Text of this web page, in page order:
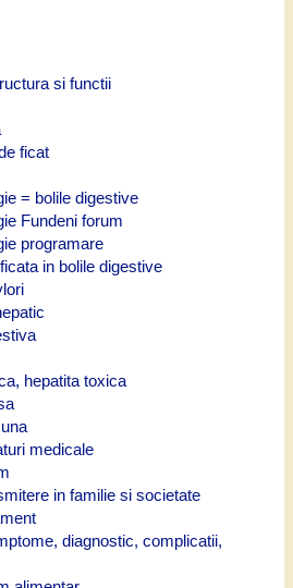
si functii
ficat
= bolile digestive
Fundeni forum
programare
in bolile digestive
hepatita toxica
medicale
in familie si societate
diagnostic, complicatii,